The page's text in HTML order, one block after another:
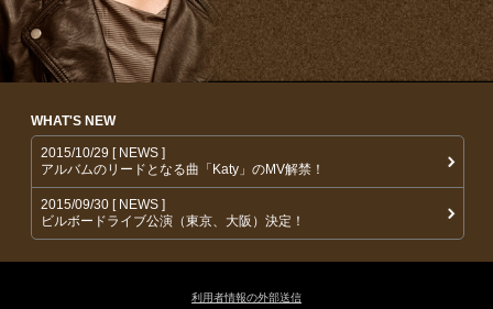
WHAT'S NEW
2015/10/29 [ NEWS ]
アルバムのリードとなる曲「Katy」のMV解禁！
2015/09/30 [ NEWS ]
ビルボードライブ公演（東京、大阪）決定！
利用者情報の外部送信